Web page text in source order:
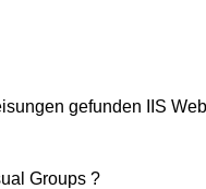
gefunden IIS
Groups ?